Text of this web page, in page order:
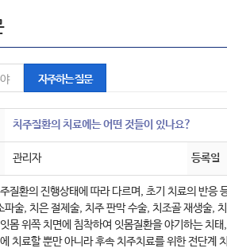
자주하는 질문
치주질환의 치료에는 어떤 것들이 있나요?
관리자 등록일
질환의 진행상태에 따라 다르며, 초기 치료의 반응
파술, 치은 절제술, 치주 판막 수술, 치조골 재생술,
몸 위쪽 치면에 침착하여 잇몸질환을 야기하는 치
치료할 뿐만 아니라 후속 치주치료를 위한 전단계